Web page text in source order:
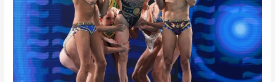
7º
lugar
no
Acrobático
no
Campeonato